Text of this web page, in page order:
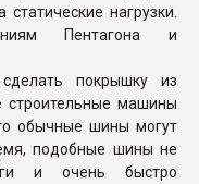
нагрузки.
Пентагона и
покрышку из
строительные машины
обычные шины могут
подобные шины не
и очень быстро